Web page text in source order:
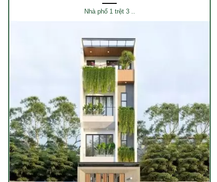
Nhà phố 1 trệt 3 ..